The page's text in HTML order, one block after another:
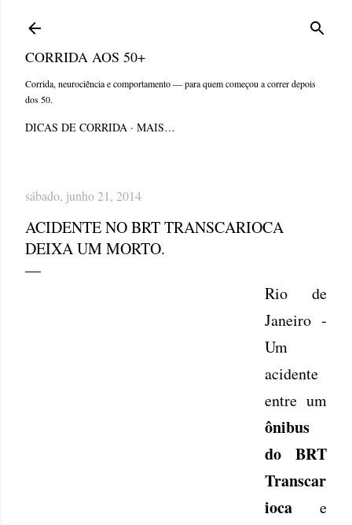
CORRIDA AOS 50+
Corrida, neurociência e comportamento — para quem começou a correr depois
dos 50.
DICAS DE CORRIDA MAIS…
sábado, junho 21, 2014
ACIDENTE NO BRT TRANSCARIOCA
DEIXA UM MORTO.
Rio de
Janeiro -
Um
acidente
entre um
ônibus
do BRT
Transcar
ioca e